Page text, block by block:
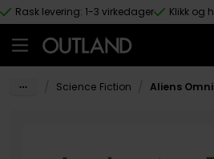
Hopp til hovedinnhold
Rask levering: 1-3 virkedager Klikk og
Science Fiction Aliens